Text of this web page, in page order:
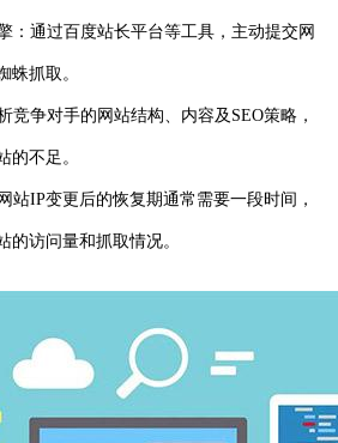
通过百度站长平台等工具，主动提交网
蛛抓取。
争对手的网站结构、内容及SEO策略，
的不足。
IP变更后的恢复期通常需要一段时间，
的访问量和抓取情况。